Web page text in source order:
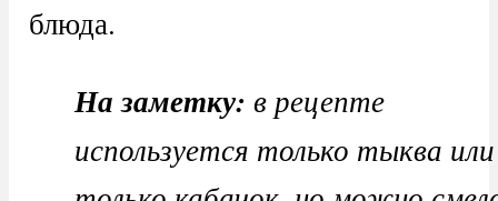
блюда.
На заметку: в рецепте
используется только тыква или